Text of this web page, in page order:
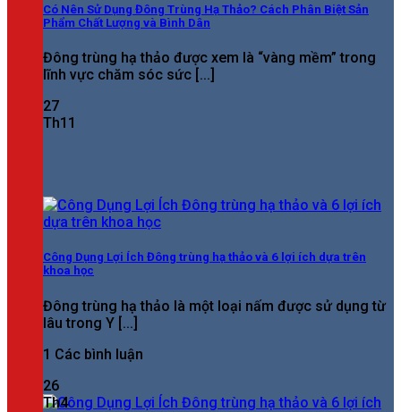
Có Nên Sử Dụng Đông Trùng Hạ Thảo? Cách Phân Biệt Sản
Phẩm Chất Lượng và Bình Dân
Đông trùng hạ thảo được xem là “vàng mềm” trong
lĩnh vực chăm sóc sức [...]
27
Th11
Công Dụng Lợi Ích Đông trùng hạ thảo và 6 lợi ích dựa trên
khoa học
Đông trùng hạ thảo là một loại nấm được sử dụng từ
lâu trong Y [...]
1 Các bình luận
26
Th4